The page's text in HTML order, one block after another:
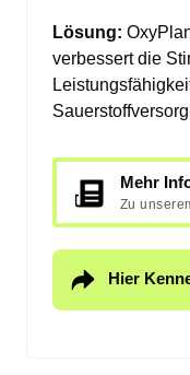
Lösung:
verbessert die
Mehr
Zu
Hier